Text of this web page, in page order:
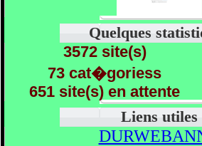
Quelques
3572 site(s)
73 cat�goriess
651 site(s) en attente
Liens utiles